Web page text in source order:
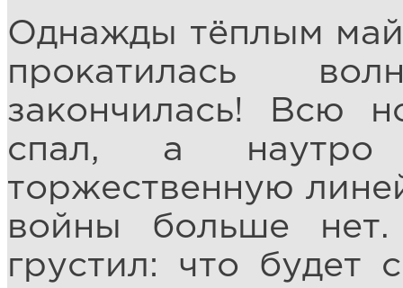
Однажды тёплым
прокатилась
закончилась! Всю
спал, а наутро
торжественную
войны больше
грустил: что будет